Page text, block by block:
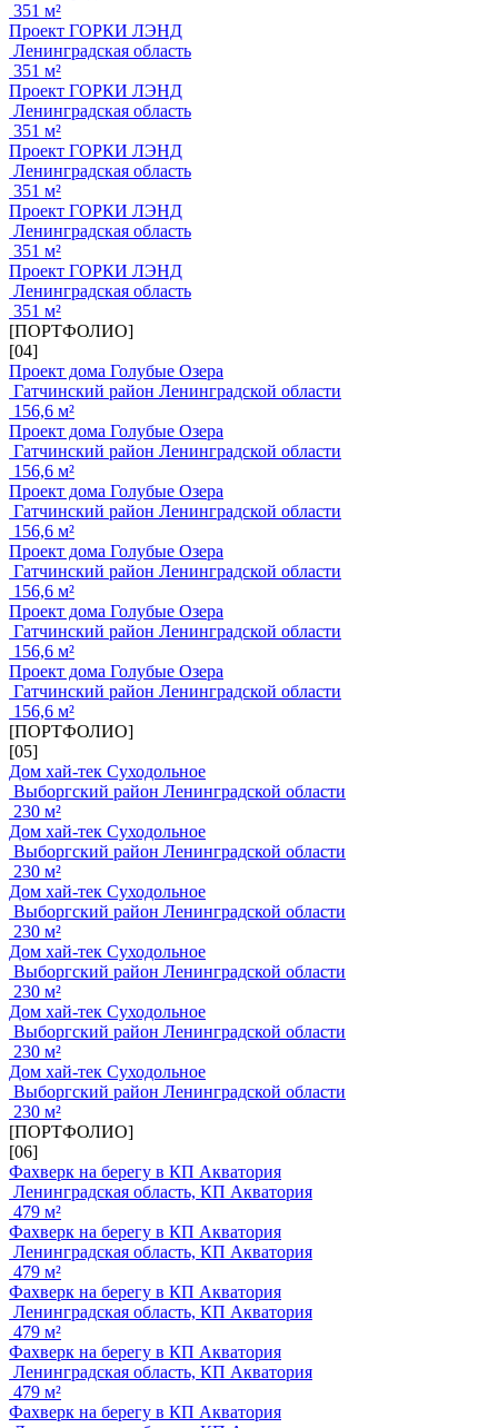
351 м²
Проект ГОРКИ ЛЭНД
Ленинградская область
351 м²
Проект ГОРКИ ЛЭНД
Ленинградская область
351 м²
Проект ГОРКИ ЛЭНД
Ленинградская область
351 м²
Проект ГОРКИ ЛЭНД
Ленинградская область
351 м²
Проект ГОРКИ ЛЭНД
Ленинградская область
351 м²
[ПОРТФОЛИО]
[04]
Проект дома Голубые Озера
Гатчинский район Ленинградской области
156,6 м²
Проект дома Голубые Озера
Гатчинский район Ленинградской области
156,6 м²
Проект дома Голубые Озера
Гатчинский район Ленинградской области
156,6 м²
Проект дома Голубые Озера
Гатчинский район Ленинградской области
156,6 м²
Проект дома Голубые Озера
Гатчинский район Ленинградской области
156,6 м²
Проект дома Голубые Озера
Гатчинский район Ленинградской области
156,6 м²
[ПОРТФОЛИО]
[05]
Дом хай-тек Суходольное
Выборгский район Ленинградской области
230 м²
Дом хай-тек Суходольное
Выборгский район Ленинградской области
230 м²
Дом хай-тек Суходольное
Выборгский район Ленинградской области
230 м²
Дом хай-тек Суходольное
Выборгский район Ленинградской области
230 м²
Дом хай-тек Суходольное
Выборгский район Ленинградской области
230 м²
Дом хай-тек Суходольное
Выборгский район Ленинградской области
230 м²
[ПОРТФОЛИО]
[06]
Фахверк на берегу в КП Акватория
Ленинградская область, КП Акватория
479 м²
Фахверк на берегу в КП Акватория
Ленинградская область, КП Акватория
479 м²
Фахверк на берегу в КП Акватория
Ленинградская область, КП Акватория
479 м²
Фахверк на берегу в КП Акватория
Ленинградская область, КП Акватория
479 м²
Фахверк на берегу в КП Акватория